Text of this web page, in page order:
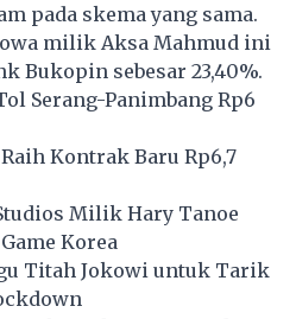
pada skema yang sama.
milik Aksa Mahmud ini
Bukopin sebesar 23,40%.
Serang-Panimbang Rp6
Kontrak Baru Rp6,7
Milik Hary Tanoe
Korea
Titah Jokowi untuk Tarik